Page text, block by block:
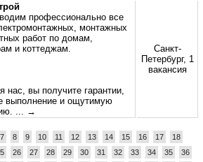
профессионально все
монтажных
работ по домам,
и коттеджам.
нас, вы получите гарантии,
выполнение и ощутимую
... →
Санкт-
Петербург, 1
вакансия
7 8 9 10 11 12 13 14 15 16 17
18
26 27 28 29 30 31 32 33 34 35
36